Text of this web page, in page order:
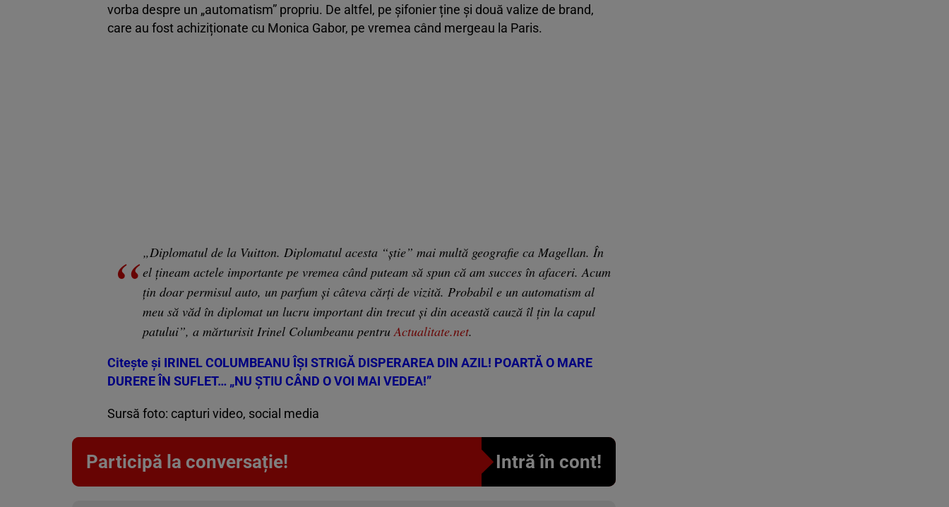
vorba despre un „automatism” propriu. De altfel, pe șifonier ține și două valize de brand,
care au fost achiziționate cu Monica Gabor, pe vremea când mergeau la Paris.
„Diplomatul de la Vuitton. Diplomatul acesta “știe” mai multă geografie ca Magellan. În
el țineam actele importante pe vremea când puteam să spun că am succes în afaceri. Acum
țin doar permisul auto, un parfum și câteva cărți de vizită. Probabil e un automatism al
meu să văd în diplomat un lucru important din trecut și din această cauză îl țin la capul
patului”, a mărturisit Irinel Columbeanu pentruActualitate.net.
Citește și IRINEL COLUMBEANU ÎȘI STRIGĂ DISPERAREA DIN AZIL! POARTĂ O MARE
DURERE ÎN SUFLET… „NU ȘTIU CÂND O VOI MAI VEDEA!”
Sursă foto: capturi video, social media
Participă la conversație! Intră în cont!